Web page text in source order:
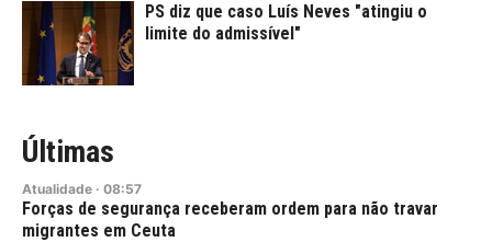
PS diz que caso Luís Neves "atingiu o
limite do admissível"
Últimas
Atualidade · 08:57
Forças de segurança receberam ordem para não travar
migrantes em Ceuta